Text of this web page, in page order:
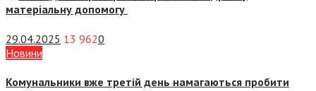
матеріальну допомогу
29.04.2025 13 9620
Новини
Комунальники вже третій день намагаються пробити